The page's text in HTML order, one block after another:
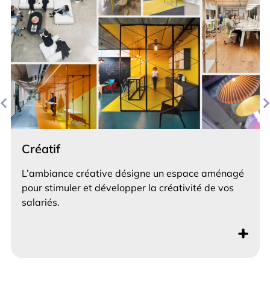
Créatif
L’ambiance créative désigne un espace aménagé
pour stimuler et développer la créativité de vos
salariés.
+